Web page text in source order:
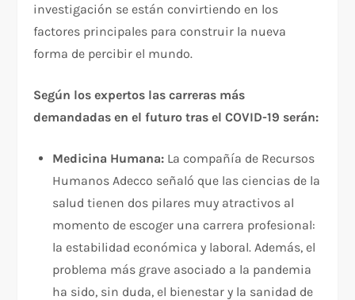
investigación se están convirtiendo en los
factores principales para construir la nueva
forma de percibir el mundo.
Según los expertos las carreras más
demandadas en el futuro tras el COVID-19 serán:
Medicina Humana: La compañía de Recursos
Humanos Adecco señaló que las ciencias de la
salud tienen dos pilares muy atractivos al
momento de escoger una carrera profesional:
la estabilidad económica y laboral. Además, el
problema más grave asociado a la pandemia
ha sido, sin duda, el bienestar y la sanidad de